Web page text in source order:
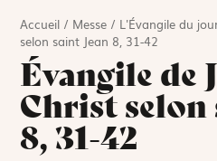
Accueil / Messe / L'Évangile du
selon saint Jean 8, 31-42
Évangile de
Christ selon
8, 31-42